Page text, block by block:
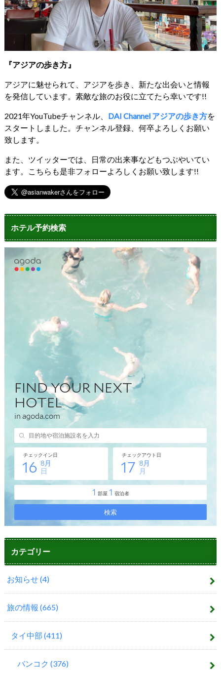
『アジアの歩き方』
アジアに魅せられて、アジアを歩き、新たな出会いと情報
を発信しています。素敵な旅のお役に立てたら幸いです!!
2021年YouTubeチャンネル、 DAI Channel アジアの歩き方を
スタートしました。チャンネル登録、何卒よろしくお願い
致します。
また、ツイッターでは、日常の出来事などもつぶやいてい
ます。こちらも是非フォローよろしくお願い致します!!
ホテル予約検索
カテゴリー
お知らせ(4)
旅の情報 (665)
タイ中部 (411)
バンコク (376)